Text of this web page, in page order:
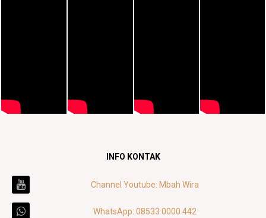
INFO KONTAK
Channel Youtube: Mbah Wira
WhatsApp: 08533 0000 442